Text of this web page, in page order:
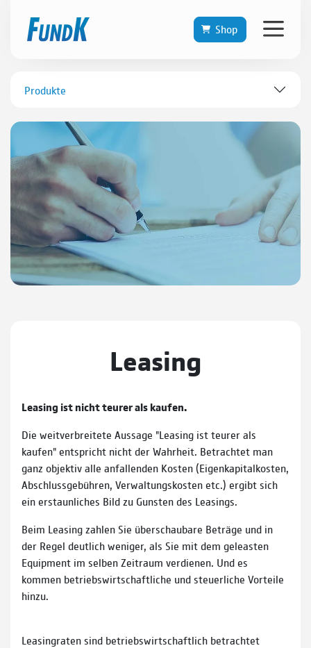
Shop
Produkte
Leasing
Leasing ist nicht teurer als kaufen.
Die weitverbreitete Aussage "Leasing ist teurer als
kaufen" entspricht nicht der Wahrheit. Betrachtet man
ganz objektiv alle anfallenden Kosten (Eigenkapitalkosten,
Abschlussgebühren, Verwaltungskosten etc.) ergibt sich
ein erstaunliches Bild zu Gunsten des Leasings.
Beim Leasing zahlen Sie überschaubare Beträge und in
der Regel deutlich weniger, als Sie mit dem geleasten
Equipment im selben Zeitraum verdienen. Und es
kommen betriebswirtschaftliche und steuerliche Vorteile
hinzu.
Leasingraten sind betriebswirtschaftlich betrachtet